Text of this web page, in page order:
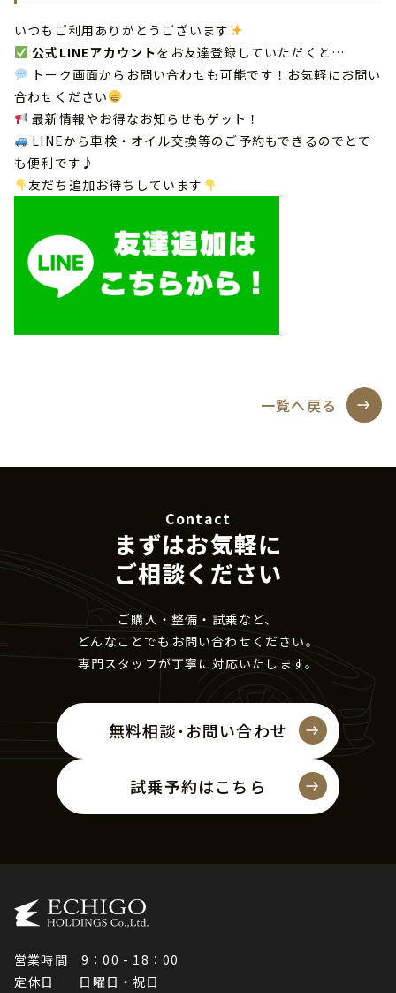
いつもご利用ありがとうございます
公式LINEアカウントをお友達登録していただくと…
トーク画面からお問い合わせも可能です！お気軽にお問い
合わせください
最新情報やお得なお知らせもゲット！
LINEから車検・オイル交換等のご予約もできるのでとて
も便利です♪
友だち追加お待ちしています
一覧へ戻る
Contact
まずはお気軽に
ご相談ください
ご購入・整備・試乗など、
どんなことでもお問い合わせください。
専門スタッフが丁寧に対応いたします。
無料相談･お問い合わせ
試乗予約はこちら
営業時間 9：00 - 18：00
定休日 日曜日・祝日